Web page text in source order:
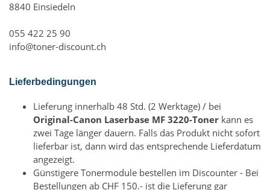
8840 Einsiedeln
055 422 25 90
info@toner-discount.ch
Lieferbedingungen
Lieferung innerhalb 48 Std. (2 Werktage) / bei
Original-Canon Laserbase MF 3220-Toner kann es
zwei Tage länger dauern. Falls das Produkt nicht sofort
lieferbar ist, dann wird das entsprechende Lieferdatum
angezeigt.
Günstigere Tonermodule bestellen im Discounter - Bei
Bestellungen ab CHF 150.- ist die Lieferung gar